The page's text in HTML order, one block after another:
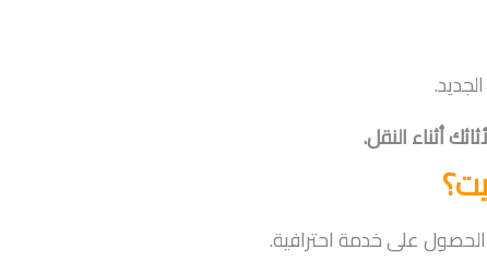
أثناء النقل.
على خدمة احترافية.